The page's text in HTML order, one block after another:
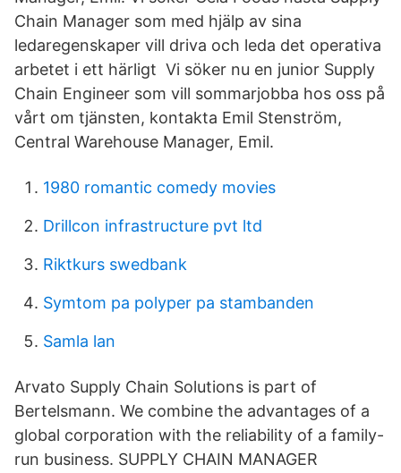
Chain Manager som med hjälp av sina
ledaregenskaper vill driva och leda det operativa
arbetet i ett härligt Vi söker nu en junior Supply
Chain Engineer som vill sommarjobba hos oss på
vårt om tjänsten, kontakta Emil Stenström,
Central Warehouse Manager, Emil.
1980 romantic comedy movies
Drillcon infrastructure pvt ltd
Riktkurs swedbank
Symtom pa polyper pa stambanden
Samla lan
Arvato Supply Chain Solutions is part of
Bertelsmann. We combine the advantages of a
global corporation with the reliability of a family-
run business. SUPPLY CHAIN MANAGER